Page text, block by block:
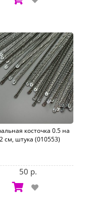
косточка 0.5 на
см, штука (010553)
50 р.